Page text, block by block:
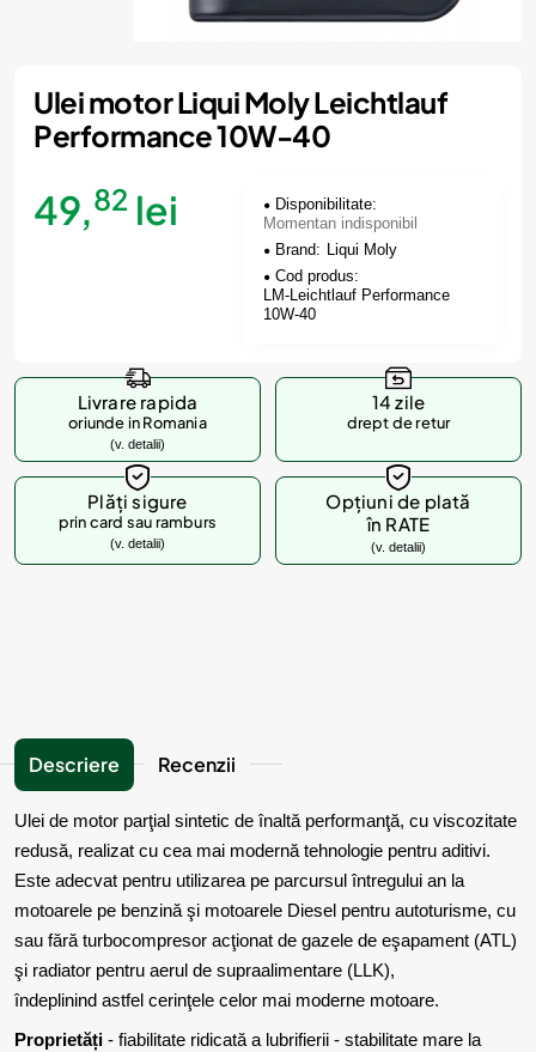
Momentan indisponibil
Ulei motor Liqui Moly Leichtlauf
Performance 10W-40
49,82 lei
Disponibilitate:
Momentan indisponibil
Brand: Liqui Moly
Cod produs:
LM-Leichtlauf Performance
10W-40
Livrare rapida
oriunde in Romania
(v. detalii)
14 zile
drept de retur
Plăți sigure
prin card sau ramburs
(v. detalii)
Opțiuni de plată
în RATE
(v. detalii)
Descriere Recenzii
Ulei de motor parţial sintetic de înaltă performanţă, cu viscozitate
redusă, realizat cu cea mai modernă tehnologie pentru aditivi.
Este adecvat pentru utilizarea pe parcursul întregului an la
motoarele pe benzină şi motoarele Diesel pentru autoturisme, cu
sau fără turbocompresor acţionat de gazele de eşapament (ATL)
şi radiator pentru aerul de supraalimentare (LLK),
îndeplinind astfel cerinţele celor mai moderne motoare.
Proprietăți - fiabilitate ridicată a lubrifierii - stabilitate mare la